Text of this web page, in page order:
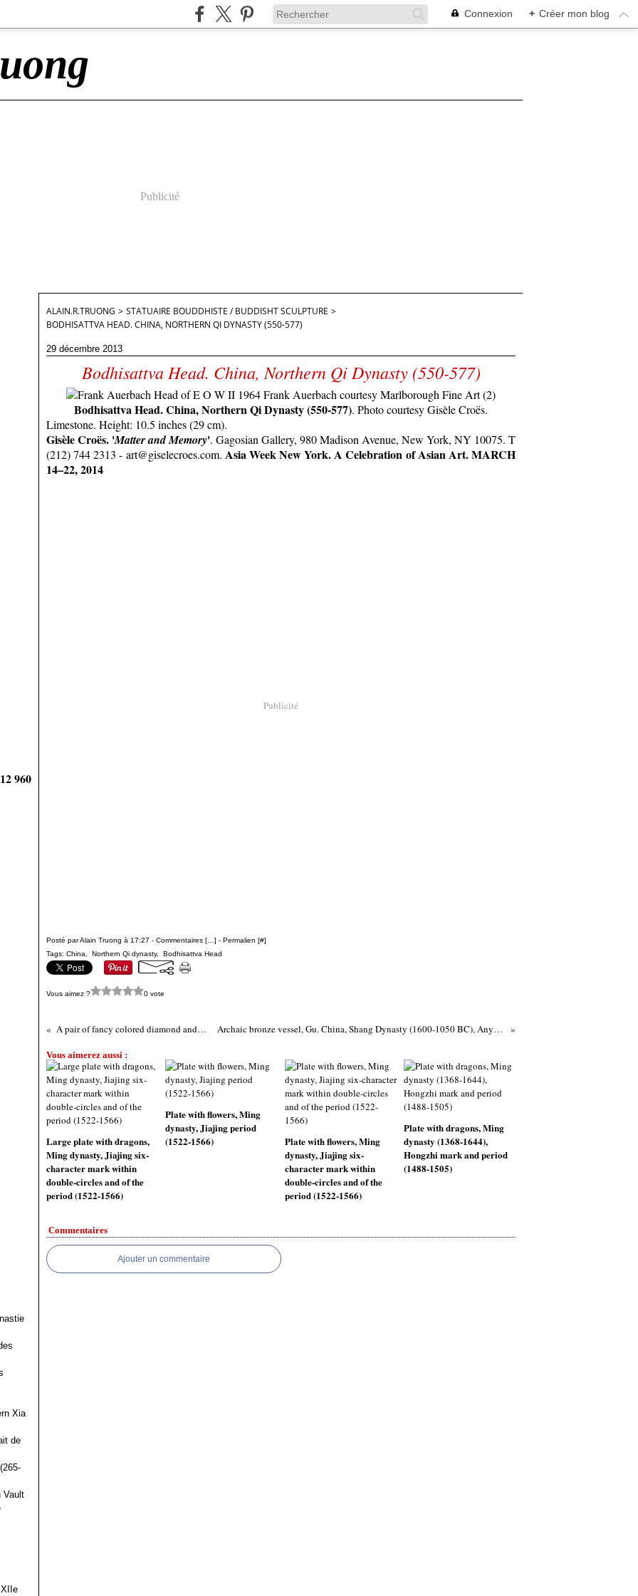
Connexion + Créer mon blog
Publicité
960
Xia
de
Vault
ALAIN.R.TRUONG > STATUAIRE BOUDDHISTE / BUDDISHT SCULPTURE >
BODHISATTVA HEAD. CHINA, NORTHERN QI DYNASTY (550-577)
29 décembre 2013
Bodhisattva Head. China, Northern Qi Dynasty (550-577)
Bodhisattva Head. China, Northern Qi Dynasty (550-577). Photo courtesy Gisèle Croës.
Limestone. Height: 10.5 inches (29 cm).
Gisèle Croës. 'Matter and Memory'. Gagosian Gallery, 980 Madison Avenue, New York, NY 10075. T
(212) 744 2313 - art@giselecroes.com. Asia Week New York. A Celebration of Asian Art. MARCH
14–22, 2014
Publicité
Posté par Alain Truong à 17:27 - Commentaires [ ] - Permalien [#]
Tags: China Northern Qi dynasty, Bodhisattva Head
Vous aimez ? 0 vote
A pair of fancy colored diamond and diamond pendant earclips Archaic bronze vessel, Gu. China, Shang Dynasty (1600-1050 BC), Anyang Culture (1300-1050 BC), 12th century BC
Vous aimerez aussi :
Large plate with dragons,
Ming dynasty, Jiajing six-
character mark within
double-circles and of the
period (1522-1566)
Plate with flowers, Ming
dynasty, Jiajing period
(1522-1566)
Plate with flowers, Ming
dynasty, Jiajing six-
character mark within
double-circles and of the
period (1522-1566)
Plate with dragons, Ming
dynasty (1368-1644),
Hongzhi mark and period
(1488-1505)
Commentaires
Ajouter un commentaire